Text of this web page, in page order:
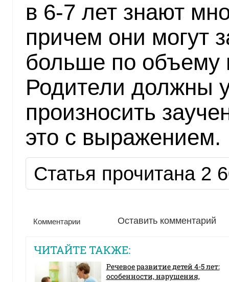
в 6-7 лет знают
причем они могут
больше по объему
Родители должны
произносить
это с выражением.
Статья прочитана 2
Комментарии Оставить комментарий
ЧИТАЙТЕ ТАКЖЕ:
Речевое развитие детей 4-5 лет:
особенности, нарушения,